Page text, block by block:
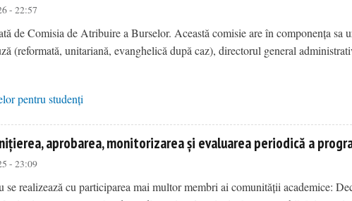
- 22:57
de Comisia de Atribuire a Burselor. Această comisie are în componența
(reformată, unitariană, evanghelică după caz), directorul general
pentru studenți
aprobarea, monitorizarea și evaluarea periodică a
- 23:09
realizează cu participarea mai multor membri ai comunității academice: